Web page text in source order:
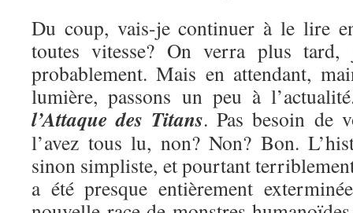
Du coup, vais-je continuer à le lire
toutes vitesse? On verra plus
probablement. Mais en attendant,
lumière, passons un peu à
l’Attaque des Titans. Pas besoin de
l’avez tous lu, non? Non? Bon.
sinon simpliste, et pourtant
a été presque entièrement